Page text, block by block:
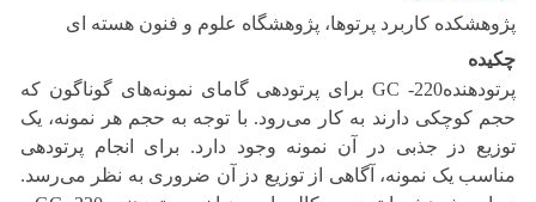
پژوهشکده کاربرد پرتوها، پژوهشگاه علوم و فنون هسته ای
چکیده
پرتودهنده220- GC برای پرتودهی گامای نمونه‌های گوناگون که
حجم کوچکی دارند به کار می‌رود. با توجه به حجم هر نمونه، یک
توزیع دز جذبی در آن نمونه وجود دارد. برای انجام پرتودهی
مناسب یک نمونه، آگاهی از توزیع دز آن ضروری به نظر می‌رسد.